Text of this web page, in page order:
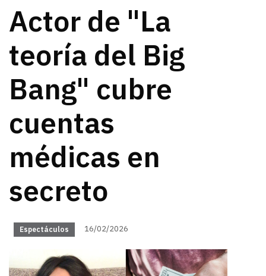
Actor de "La
teoría del Big
Bang" cubre
cuentas
médicas en
secreto
Espectáculos 16/02/2026